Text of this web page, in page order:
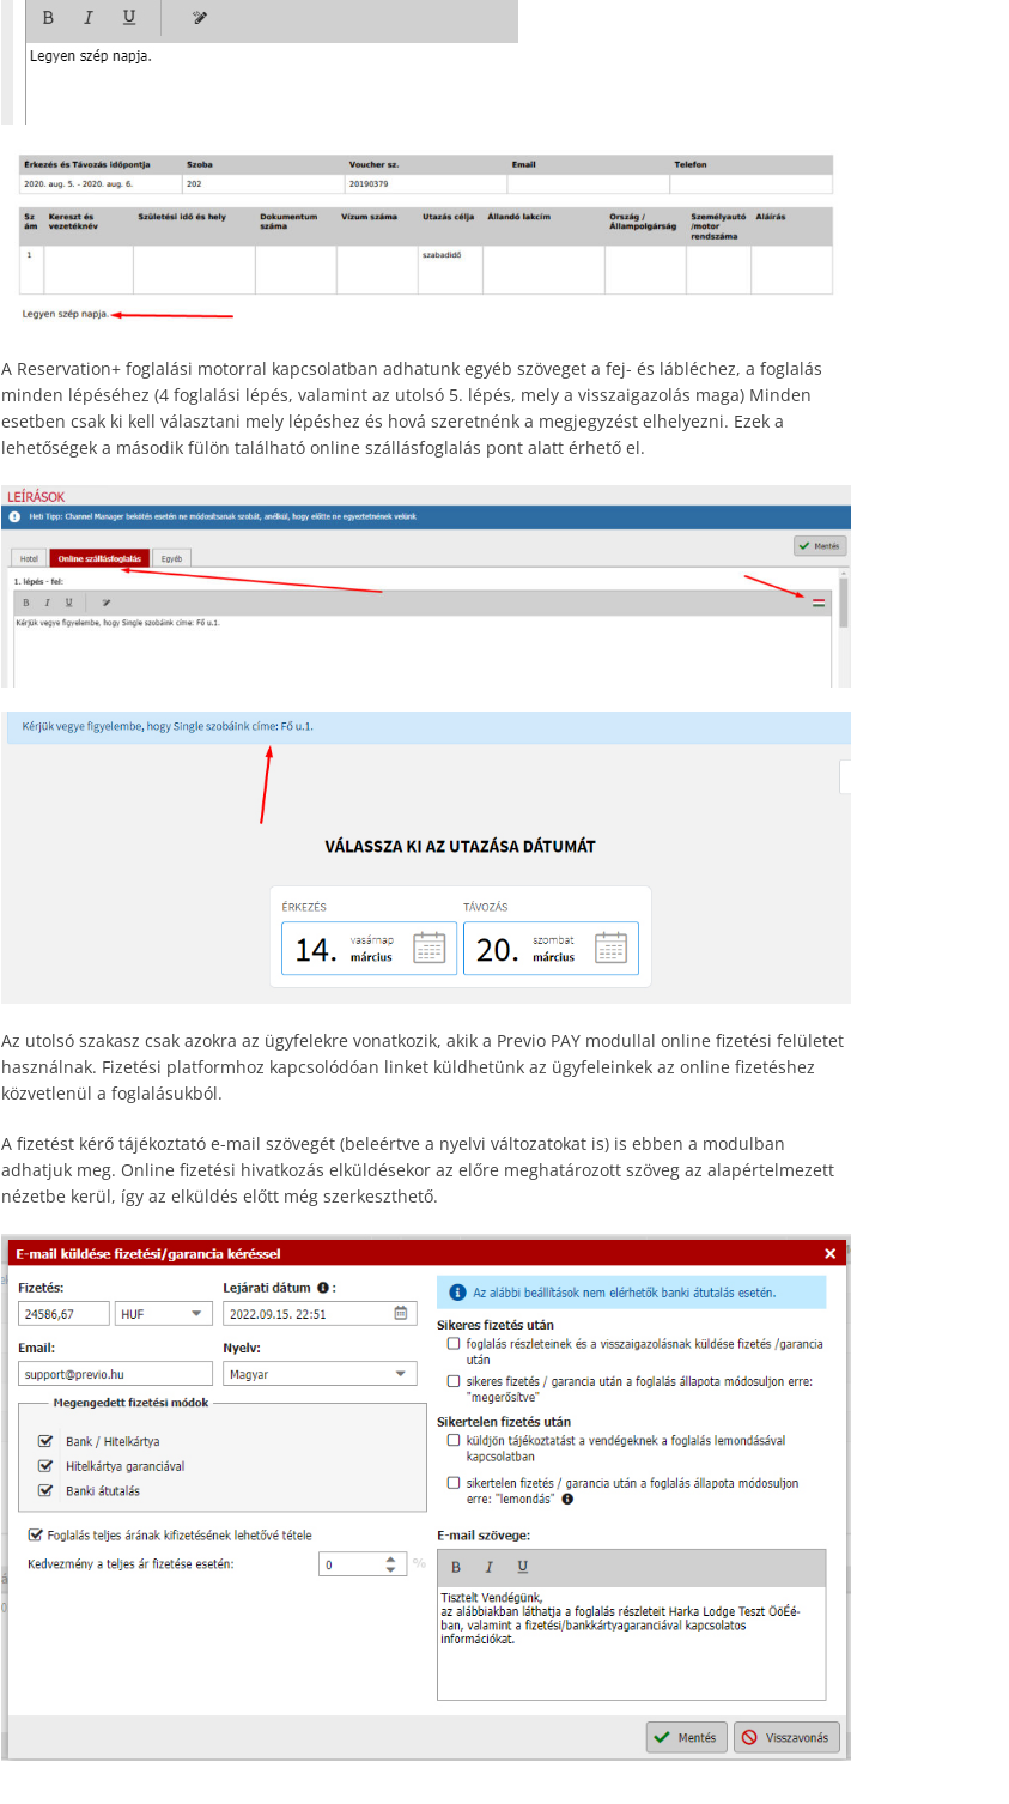
A Reservation+ foglalási motorral kapcsolatban adhatunk egyéb szöveget a fej- és lábléchez, a foglalás
minden lépéséhez (4 foglalási lépés, valamint az utolsó 5. lépés, mely a visszaigazolás maga) Minden
esetben csak ki kell választani mely lépéshez és hová szeretnénk a megjegyzést elhelyezni. Ezek a
lehetőségek a második fülön található online szállásfoglalás pont alatt érhető el.
Az utolsó szakasz csak azokra az ügyfelekre vonatkozik, akik a Previo PAY modullal online fizetési felületet
használnak. Fizetési platformhoz kapcsolódóan linket küldhetünk az ügyfeleinkek az online fizetéshez
közvetlenül a foglalásukból.
A fizetést kérő tájékoztató e-mail szövegét (beleértve a nyelvi változatokat is) is ebben a modulban
adhatjuk meg. Online fizetési hivatkozás elküldésekor az előre meghatározott szöveg az alapértelmezett
nézetbe kerül, így az elküldés előtt még szerkeszthető.